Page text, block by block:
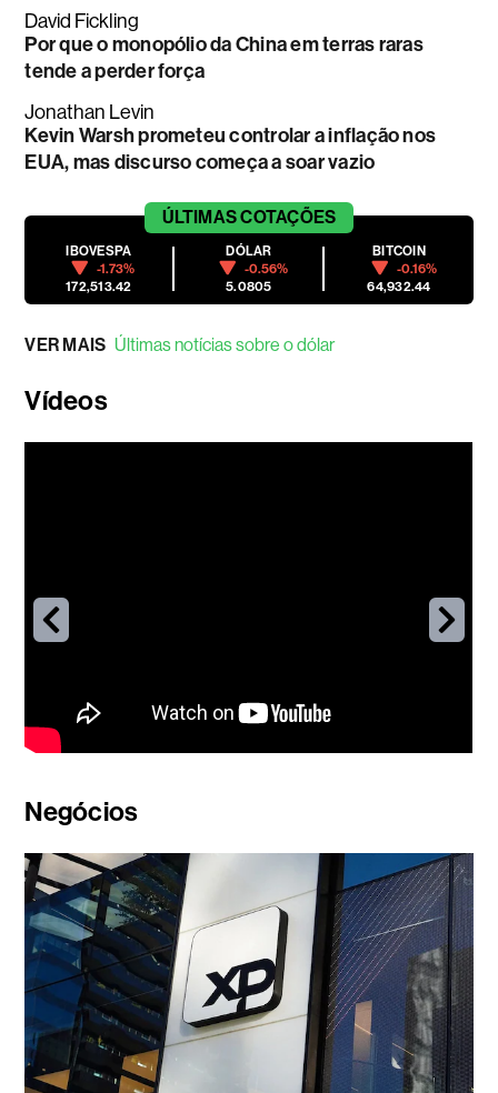
David Fickling
Por que o monopólio da China em terras raras
tende a perder força
Jonathan Levin
Kevin Warsh prometeu controlar a inflação nos
EUA, mas discurso começa a soar vazio
ÚLTIMASCOTAÇÕES
IBOVESPA
-1.73%
172,513.42
DÓLAR
-0.56%
5.0805
BITCOIN
-0.16%
64,932.44
VER MAIS Últimas notícias sobre o dólar
Vídeos
Negócios